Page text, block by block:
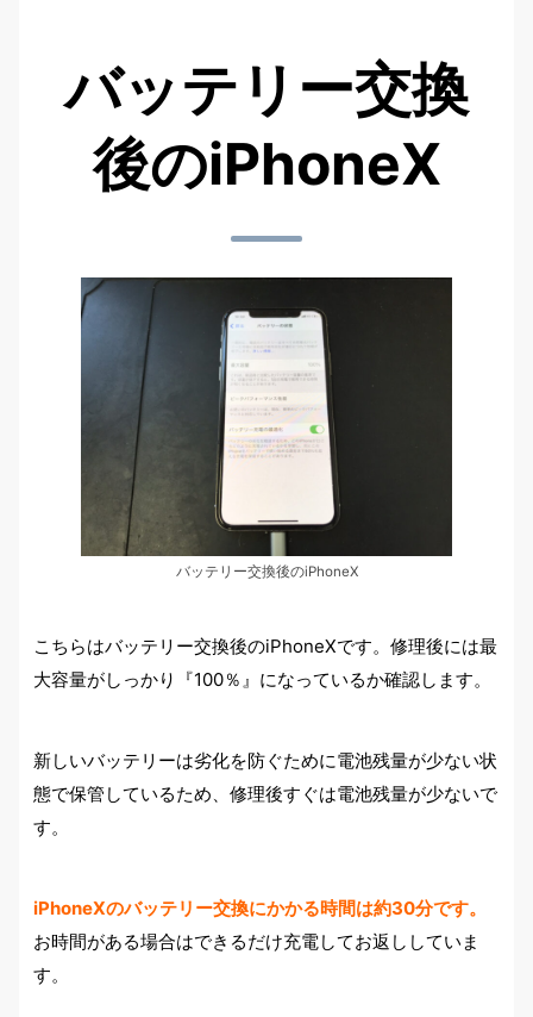
バッテリー交換
後のiPhoneX
バッテリー交換後のiPhoneX
こちらはバッテリー交換後のiPhoneXです。修理後には最
大容量がしっかり『100％』になっているか確認します。
新しいバッテリーは劣化を防ぐために電池残量が少ない状
態で保管しているため、修理後すぐは電池残量が少ないで
す。
iPhoneXのバッテリー交換にかかる時間は約30分です。
お時間がある場合はできるだけ充電してお返ししていま
す。